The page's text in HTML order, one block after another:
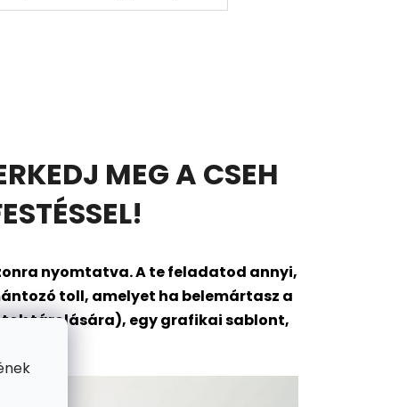
MEG A CSEH
nyomtatva. A te feladatod annyi,
toll, amelyet ha belemártasz a
tárolására), egy grafikai sablont,